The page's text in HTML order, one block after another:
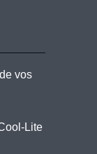
vos
Lite